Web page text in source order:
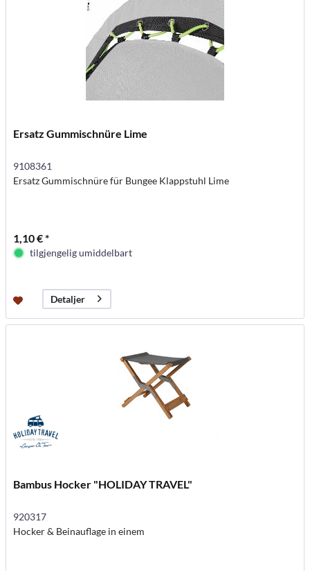
Ersatz Gummischnüre Lime
9108361
Ersatz Gummischnüre für Bungee Klappstuhl Lime
1,10 € *
tilgjengelig umiddelbart
Detaljer
Bambus Hocker "HOLIDAY TRAVEL"
920317
Hocker & Beinauflage in einem